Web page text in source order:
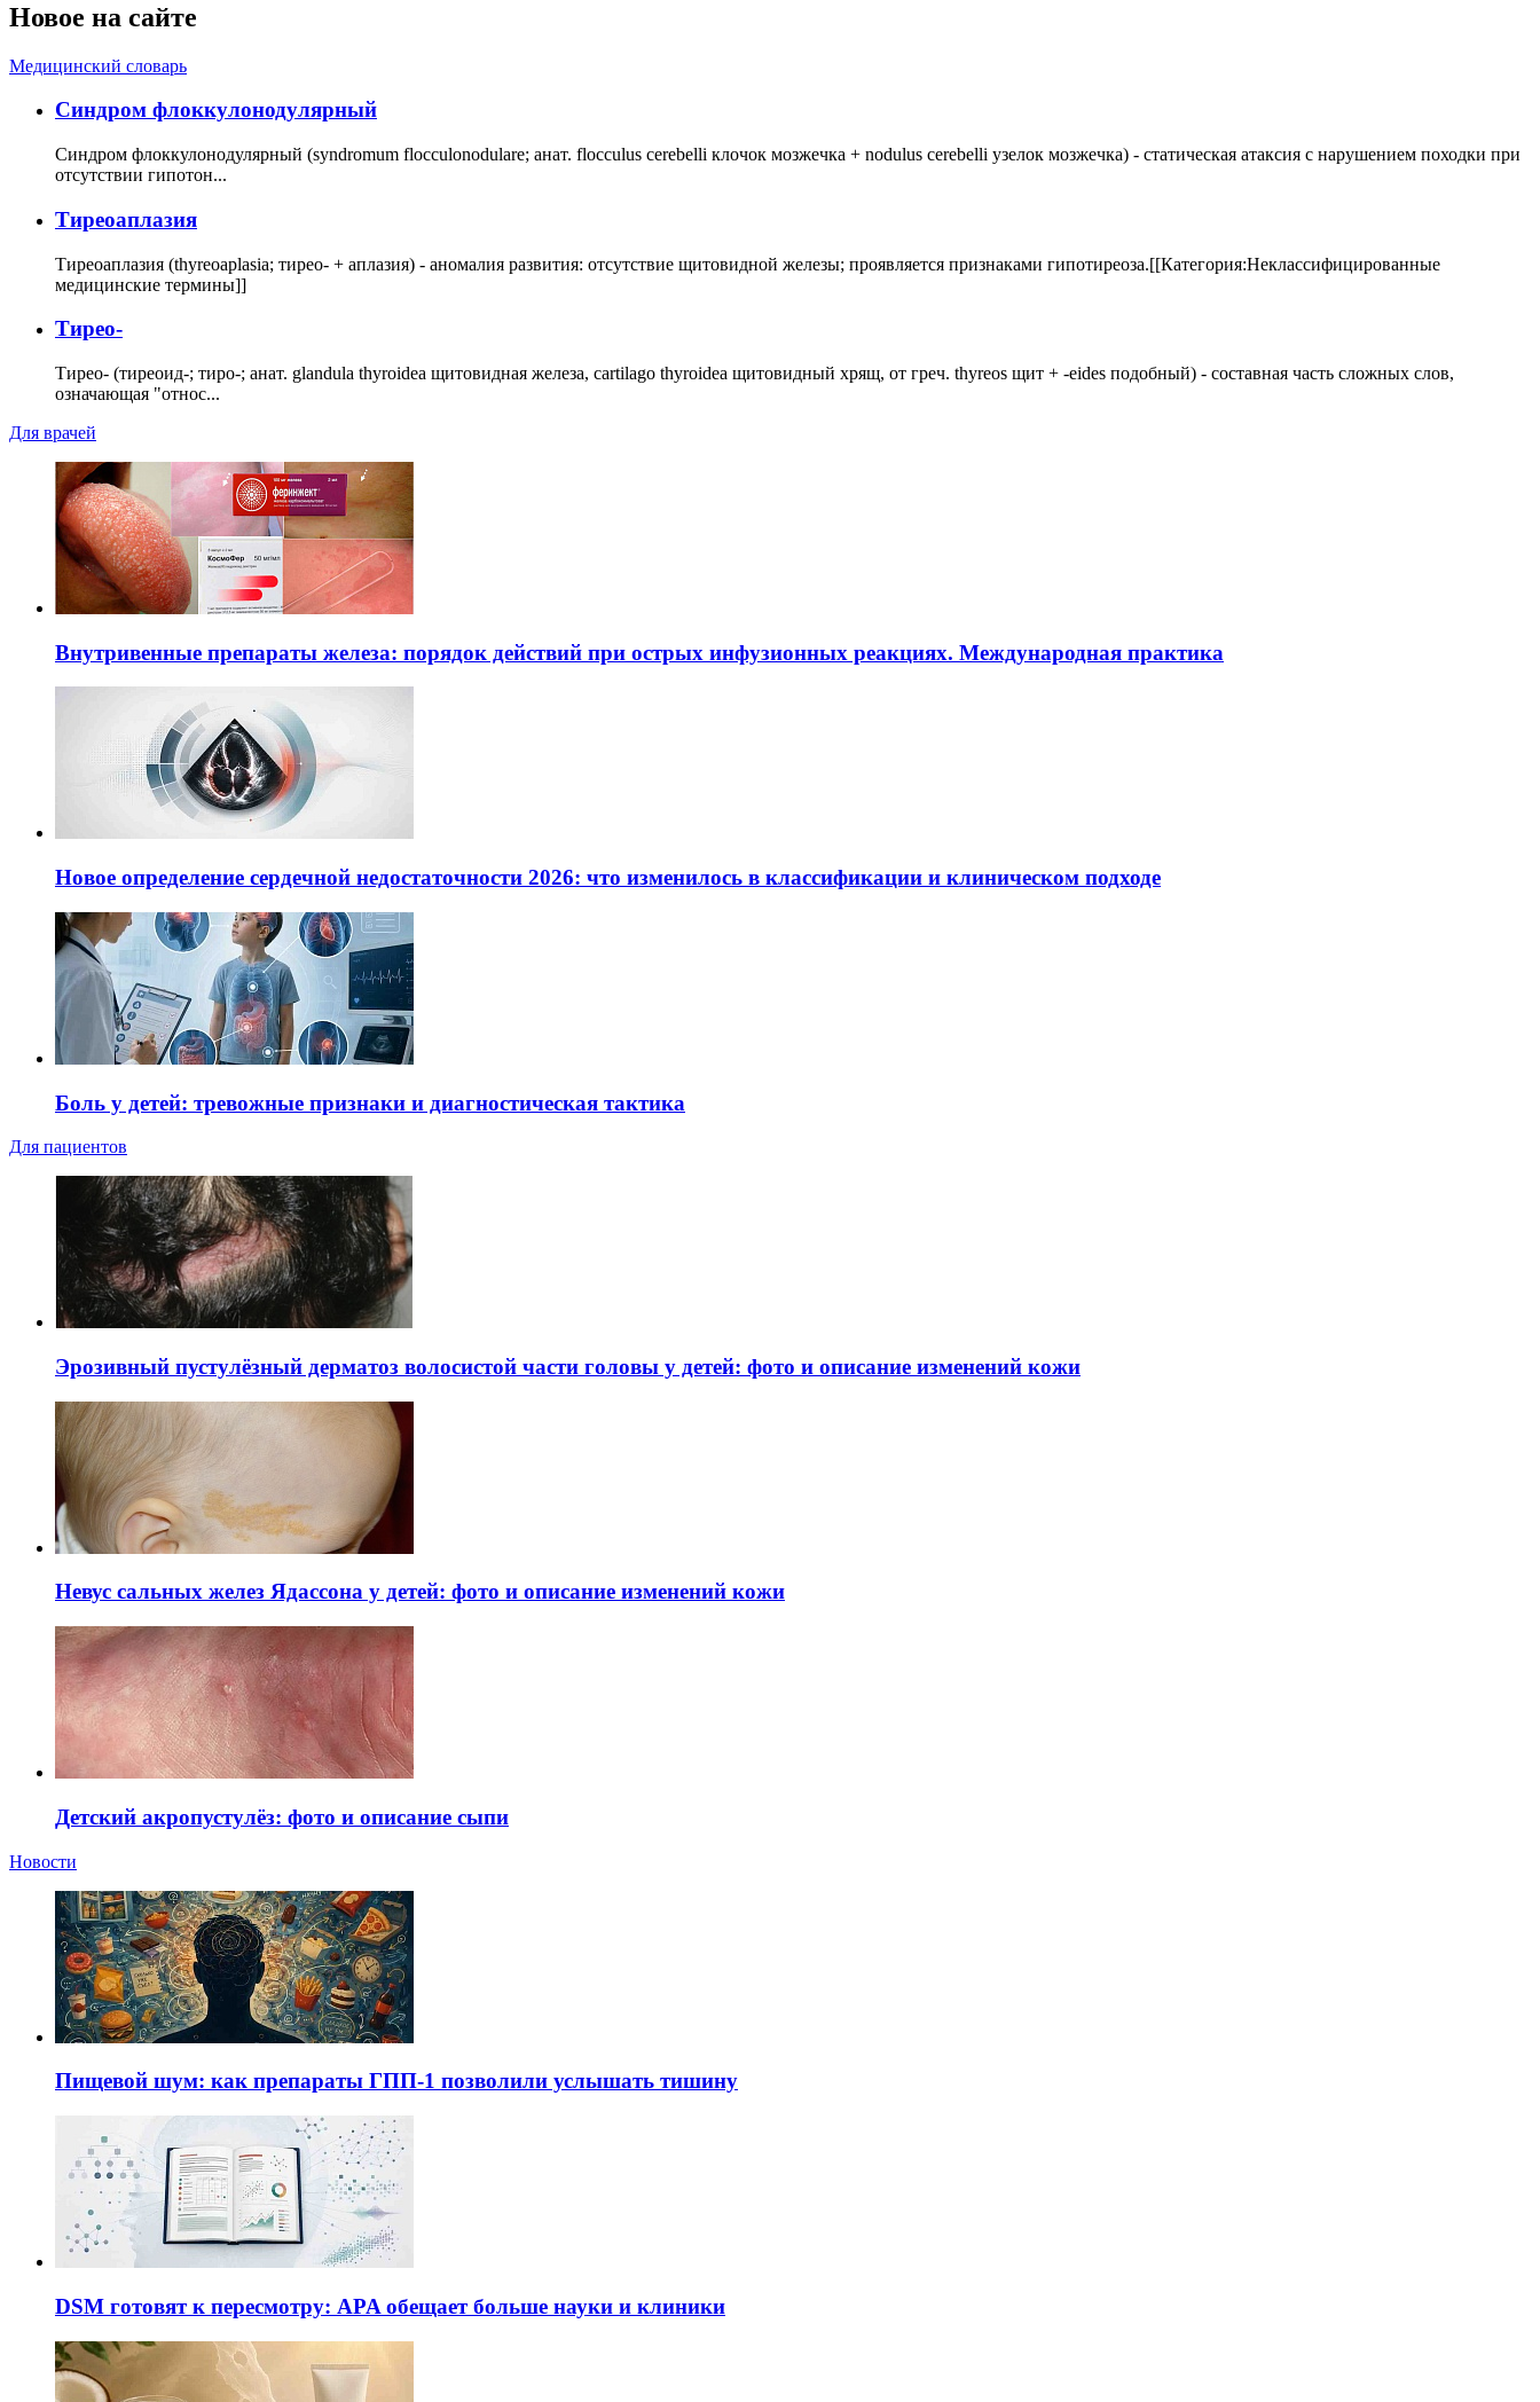
Новое на сайте
Медицинский словарь
Cиндром флоккулонодулярный
Синдром флоккулонодулярный (syndromum flocculonodulare; анат. flocculus cerebelli клочок мозжечка + nodulus cerebelli узелок мозжечка) - статическая атаксия с нарушением походки при
отсутствии гипотон...
Тиреоаплазия
Тиреоаплазия (thyreoaplasia; тирео- + аплазия) - аномалия развития: отсутствие щитовидной железы; проявляется признаками гипотиреоза.[[Категория:Неклассифицированные
медицинские термины]]
Тирео-
Тирео- (тиреоид-; тиро-; анат. glandula thyroidea щитовидная железа, cartilago thyroidea щитовидный хрящ, от греч. thyreos щит + -eides подобный) - составная часть сложных слов,
означающая "относ...
Для врачей
Внутривенные препараты железа: порядок действий при острых инфузионных реакциях. Международная практика
Новое определение сердечной недостаточности 2026: что изменилось в классификации и клиническом подходе
Боль у детей: тревожные признаки и диагностическая тактика
Для пациентов
Эрозивный пустулёзный дерматоз волосистой части головы у детей: фото и описание изменений кожи
Невус сальных желез Ядассона у детей: фото и описание изменений кожи
Детский акропустулёз: фото и описание сыпи
Новости
Пищевой шум: как препараты ГПП-1 позволили услышать тишину
DSM готовят к пересмотру: APA обещает больше науки и клиники